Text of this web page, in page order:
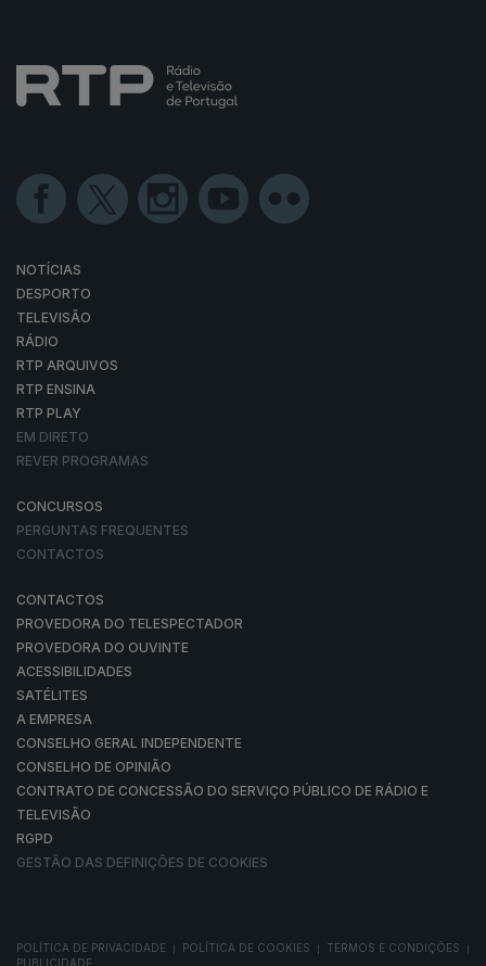
NOTÍCIAS
DESPORTO
TELEVISÃO
RÁDIO
RTP ARQUIVOS
RTP ENSINA
RTP PLAY
EM DIRETO
REVER PROGRAMAS
CONCURSOS
PERGUNTAS FREQUENTES
CONTACTOS
CONTACTOS
PROVEDORA DO TELESPECTADOR
PROVEDORA DO OUVINTE
ACESSIBILIDADES
SATÉLITES
A EMPRESA
CONSELHO GERAL INDEPENDENTE
CONSELHO DE OPINIÃO
CONTRATO DE CONCESSÃO DO SERVIÇO PÚBLICO DE RÁDIO E
TELEVISÃO
RGPD
GESTÃO DAS DEFINIÇÕES DE COOKIES
POLÍTICA DE PRIVACIDADE POLÍTICA DE COOKIES TERMOS E CONDIÇÕES
PUBLICIDADE